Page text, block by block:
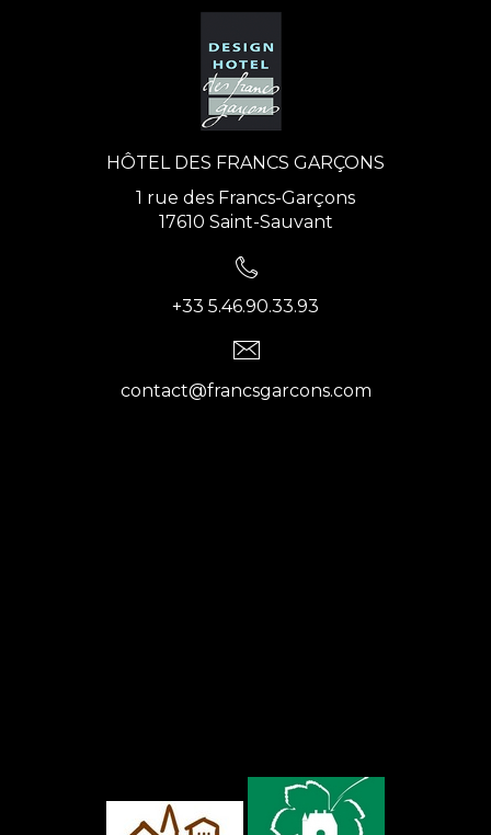
HÔTEL DES FRANCS GARÇONS
1 rue des Francs-Garçons
17610 Saint-Sauvant
+33 5.46.90.33.93
contact@francsgarcons.com